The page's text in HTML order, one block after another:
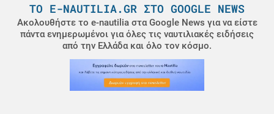
ΤΟ E-NAUTILIA.GR ΣΤΟ GOOGLE NEWS
Ακολουθήστε το e-nautilia στα Google News για να είστε
πάντα ενημερωμένοι για όλες τις ναυτιλιακές ειδήσεις
από την Ελλάδα και όλο τον κόσμο.